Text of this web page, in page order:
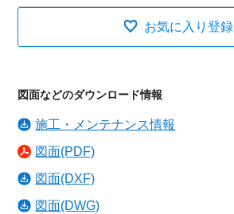
お気に入り登録
図面などのダウンロード情報
施工・メンテナンス情報
図面(PDF)
図面(DXF)
図面(DWG)